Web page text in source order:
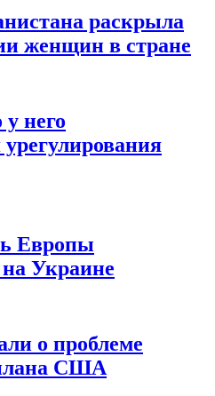
раскрыла
женщин в стране
него
Европы
Украине
о проблеме
плана США